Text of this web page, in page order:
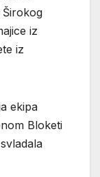
Širokog
iz
iz
ekipa
Bloketi